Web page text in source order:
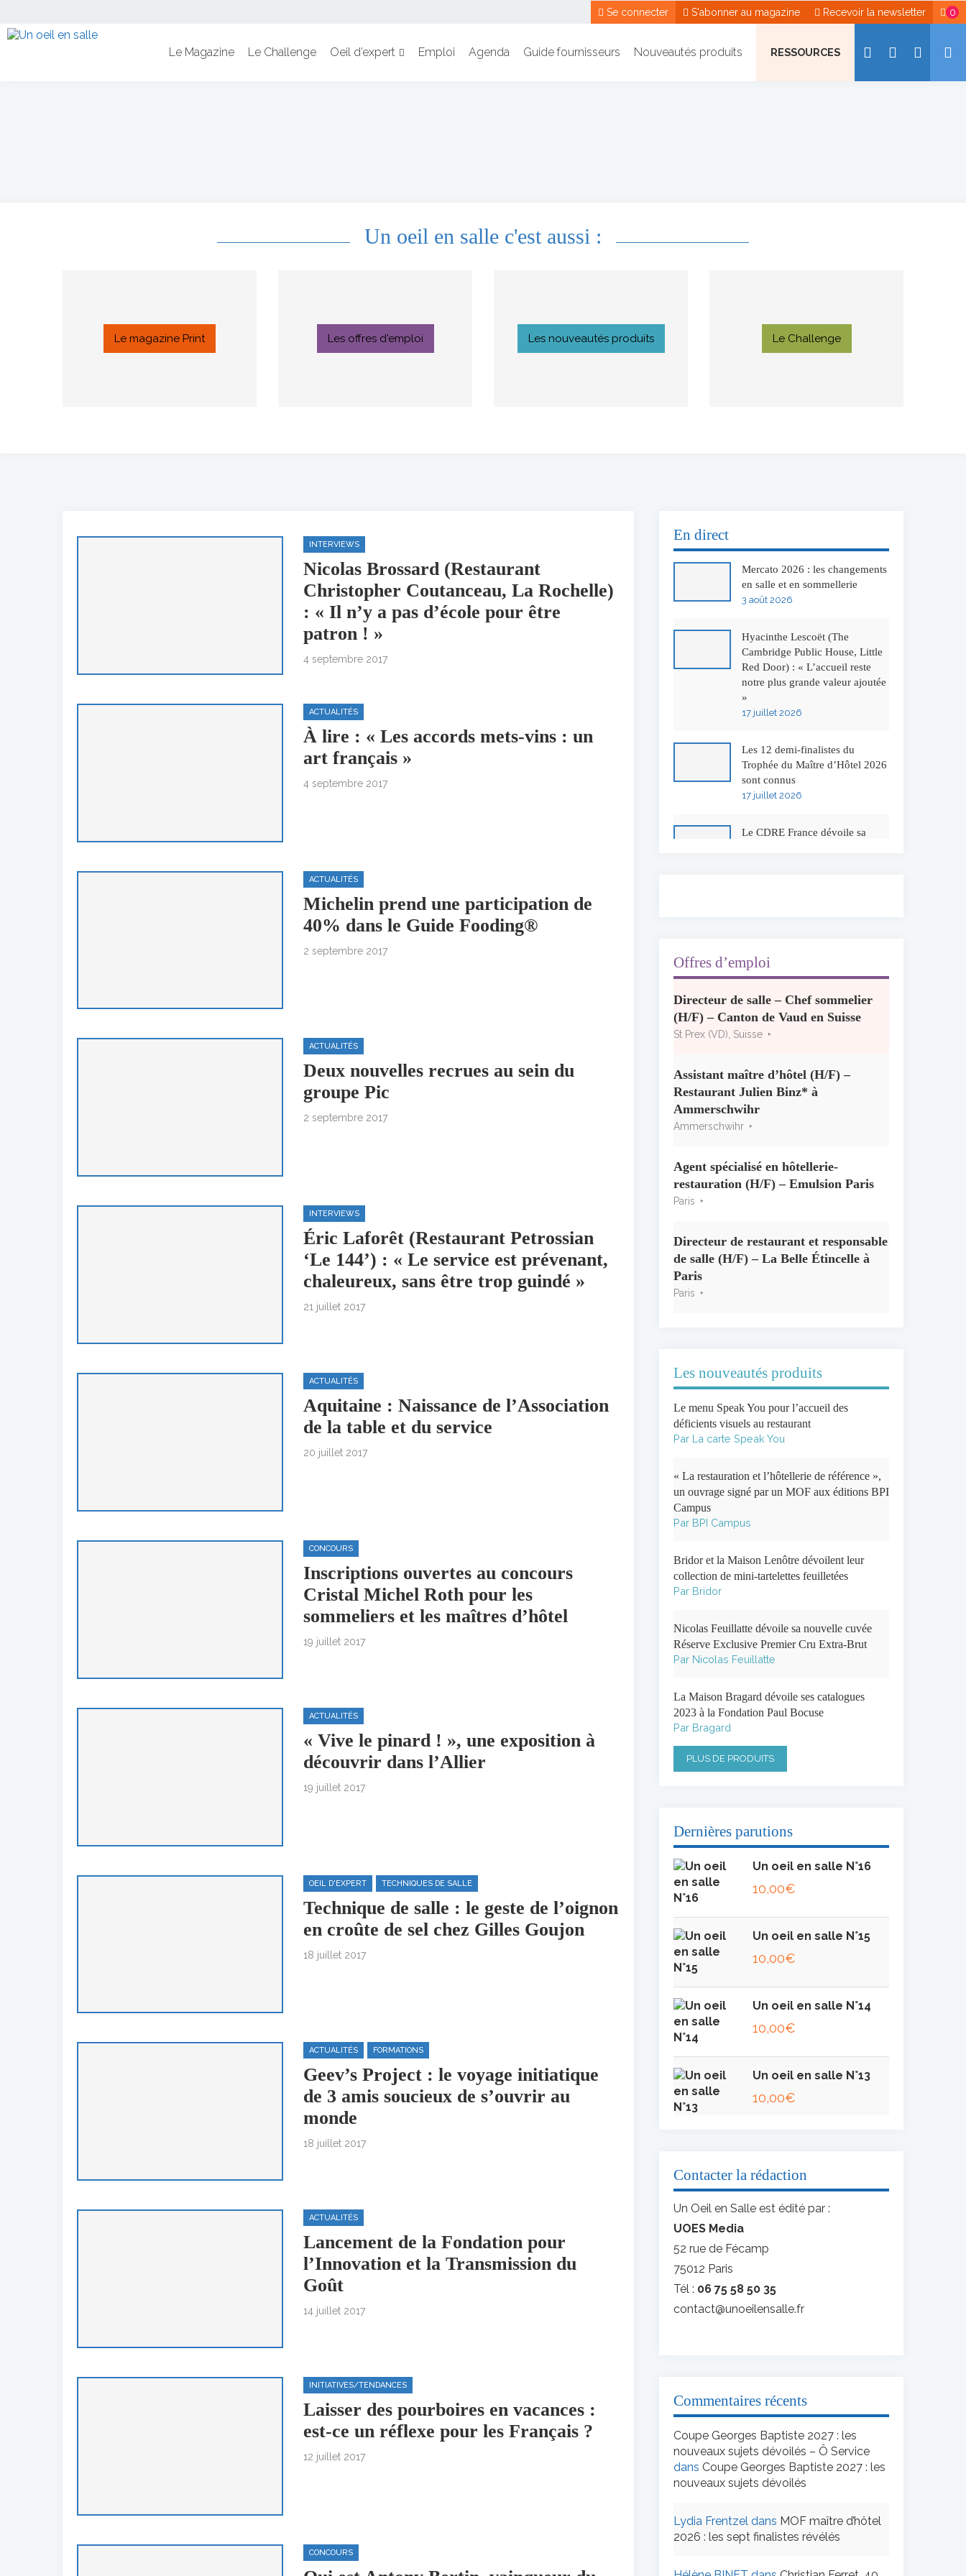
0
Recevoir la newsletter
S'abonner au magazine
Se connecter
Le Magazine Le Challenge Oeil d’expert Emploi Agenda Guide fournisseurs Nouveautés produits RESSOURCES
Un oeil en salle c'est aussi :
Le magazine Print Les offres d'emploi Les nouveautés produits Le Challenge
INTERVIEWS
Nicolas Brossard (Restaurant
Christopher Coutanceau, La Rochelle)
: « Il n’y a pas d’école pour être
patron ! »
4 septembre 2017
ACTUALITÉS
À lire : « Les accords mets-vins : un
art français »
4 septembre 2017
ACTUALITÉS
Michelin prend une participation de
40% dans le Guide Fooding®
2 septembre 2017
ACTUALITÉS
Deux nouvelles recrues au sein du
groupe Pic
2 septembre 2017
INTERVIEWS
Éric Laforêt (Restaurant Petrossian
‘Le 144’) : « Le service est prévenant,
chaleureux, sans être trop guindé »
21 juillet 2017
ACTUALITÉS
Aquitaine : Naissance de l’Association
de la table et du service
20 juillet 2017
CONCOURS
Inscriptions ouvertes au concours
Cristal Michel Roth pour les
sommeliers et les maîtres d’hôtel
19 juillet 2017
ACTUALITÉS
« Vive le pinard ! », une exposition à
découvrir dans l’Allier
19 juillet 2017
OEIL D'EXPERT TECHNIQUES DE SALLE
Technique de salle : le geste de l’oignon
en croûte de sel chez Gilles Goujon
18 juillet 2017
ACTUALITÉS FORMATIONS
Geev’s Project : le voyage initiatique
de 3 amis soucieux de s’ouvrir au
monde
18 juillet 2017
ACTUALITÉS
Lancement de la Fondation pour
l’Innovation et la Transmission du
Goût
14 juillet 2017
INITIATIVES/TENDANCES
Laisser des pourboires en vacances :
est-ce un réflexe pour les Français ?
12 juillet 2017
CONCOURS
En direct
Mercato 2026 : les changements
en salle et en sommellerie
3 août 2026
Hyacinthe Lescoët (The
Cambridge Public House, Little
Red Door) : « L’accueil reste
notre plus grande valeur ajoutée
»
17 juillet 2026
Les 12 demi-finalistes du
Trophée du Maître d’Hôtel 2026
sont connus
17 juillet 2026
Le CDRE France dévoile sa
Concours général des métiers
« CSR » 2026 : le palmarès
officiel
10 juillet 2026
la Bourgogne
7 juillet 2026
Georges Blanc
3 juillet 2026
Offres d’emploi
Directeur de salle – Chef sommelier
(H/F) – Canton de Vaud en Suisse
St Prex (VD), Suisse
Assistant maître d’hôtel (H/F) –
Restaurant Julien Binz* à
Ammerschwihr
Ammerschwihr
Agent spécialisé en hôtellerie-
restauration (H/F) – Emulsion Paris
Paris
Directeur de restaurant et responsable
de salle (H/F) – La Belle Étincelle à
Paris
Paris
Les nouveautés produits
Le menu Speak You pour l’accueil des
déficients visuels au restaurant
Par La carte Speak You
« La restauration et l’hôtellerie de référence »,
un ouvrage signé par un MOF aux éditions BPI
Campus
Par BPI Campus
Bridor et la Maison Lenôtre dévoilent leur
collection de mini-tartelettes feuilletées
Par Bridor
Nicolas Feuillatte dévoile sa nouvelle cuvée
Réserve Exclusive Premier Cru Extra-Brut
Par Nicolas Feuillatte
La Maison Bragard dévoile ses catalogues
2023 à la Fondation Paul Bocuse
Par Bragard
PLUS DE PRODUITS
Dernières parutions
Un oeil en salle N°16
10,00€
Un oeil en salle N°15
10,00€
Un oeil en salle N°14
10,00€
Un oeil en salle N°13
10,00€
Contacter la rédaction
Un Oeil en Salle est édité par :
UOES Media
52 rue de Fécamp
75012 Paris
Tél : 06 75 58 50 35
contact@unoeilensalle.fr
Commentaires récents
Coupe Georges Baptiste 2027 : les
nouveaux sujets dévoilés – Ô Service
dans Coupe Georges Baptiste 2027 : les
nouveaux sujets dévoilés
Lydia Frentzel dans MOF maître d’hôtel
2026 : les sept finalistes révélés